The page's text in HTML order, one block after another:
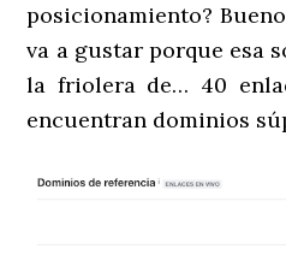
posicionamiento?
va a gustar porque esa
la friolera de… 40
encuentran dominios